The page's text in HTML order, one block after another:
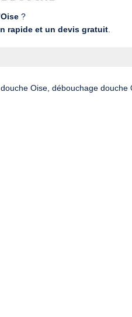
?
rapide et un devis gratuit
Oise, débouchage douche